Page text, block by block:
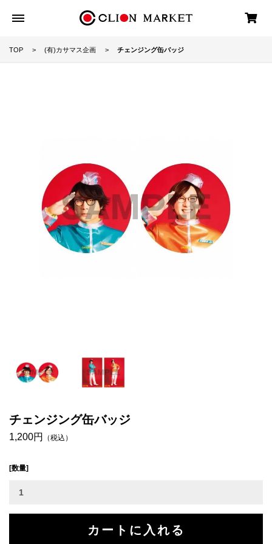
TOP (有)カサマス企画 チェンジング缶バッジ
チェンジング缶バッジ
1,200円 （税込）
[数量]